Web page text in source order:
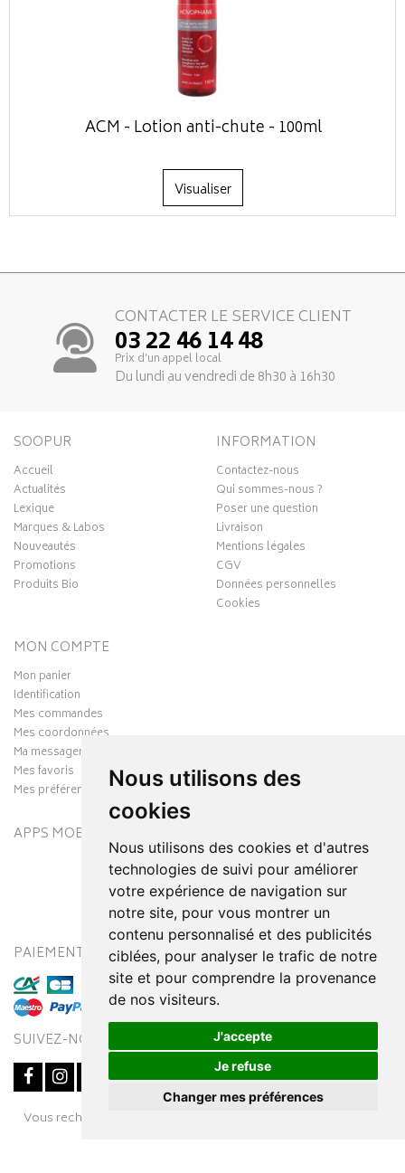
Nous utilisons des
cookies
Nous utilisons des cookies et d'autres
technologies de suivi pour améliorer
votre expérience de navigation sur
notre site, pour vous montrer un
contenu personnalisé et des publicités
ciblées, pour analyser le trafic de notre
site et pour comprendre la provenance
de nos visiteurs.
J'accepte
Je refuse
Changer mes préférences
ACM - Lotion anti-chute - 100ml
Visualiser
CONTACTER LE SERVICE CLIENT
03 22 46 14 48
Prix d’un appel local
Du lundi au vendredi de 8h30 à 16h30
SOOPUR
Accueil
Actualités
Lexique
Marques & Labos
Nouveautés
Promotions
Produits Bio
INFORMATION
Contactez-nous
Qui sommes-nous ?
Poser une question
Livraison
Mentions légales
CGV
Données personnelles
Cookies
MON COMPTE
Mon panier
Identification
Mes commandes
Mes coordonnées
Ma messagerie
Mes favoris
Mes préférences Cookies
APPS MOBILES
PAIEMENT SÉCURISÉ MODES DE LIVRAISON
SUIVEZ-NOUS SUR
Vous recherchez un médicament ? Découvrez la pharmacie en